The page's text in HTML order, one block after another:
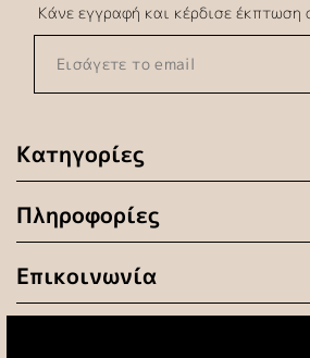
Κατηγορίες
Πληροφορίες
Επικοινωνία
Κάνε εγγραφή και κέρδισε έκπτωση